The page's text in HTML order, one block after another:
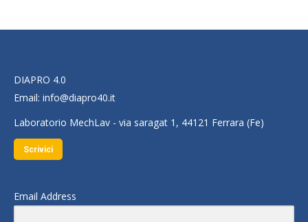
DIAPRO 4.0
Email: info@diapro40.it
Laboratorio MechLav - via saragat 1, 44121 Ferrara (Fe)
Scrivici
Email Address